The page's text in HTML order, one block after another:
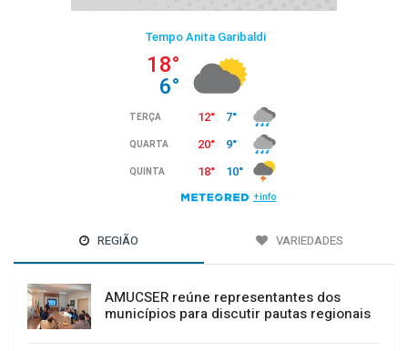
REGIÃO VARIEDADES
AMUCSER reúne representantes dos
municípios para discutir pautas regionais